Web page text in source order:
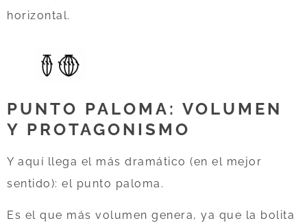
horizontal.
PUNTO PALOMA: VOLUMEN
Y PROTAGONISMO
Y aquí llega el más dramático (en el mejor
sentido): el punto paloma.
Es el que más volumen genera, ya que la bolita